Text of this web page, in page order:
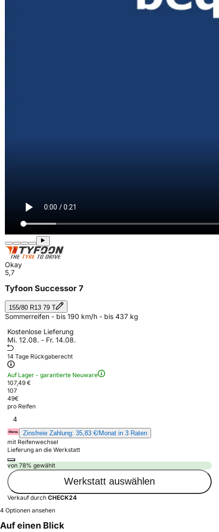
Okay
5,7
Tyfoon Successor 7
155/80 R13 79 T
Sommerreifen - bis 190 km/h - bis 437 kg
Kostenlose Lieferung
Mi. 12.08. - Fr. 14.08.
14 Tage Rückgaberecht
Auf Lager - garantierte Neuware
107,49 €
107
49€
pro Reifen
4
Zinsfreie Zahlung: 35,83 €/Monat in 3 Raten
mit Reifenwechsel
Lieferung an die Werkstatt
von 78% gewählt
Werkstatt auswählen
Verkauf durch CHECK24
4 Optionen ansehen
Auf einen Blick